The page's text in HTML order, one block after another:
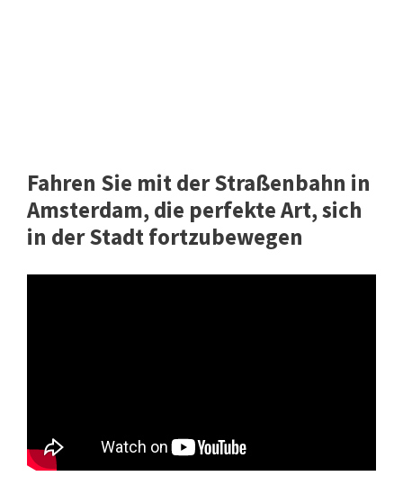
Fahren Sie mit der Straßenbahn in
Amsterdam, die perfekte Art, sich
in der Stadt fortzubewegen